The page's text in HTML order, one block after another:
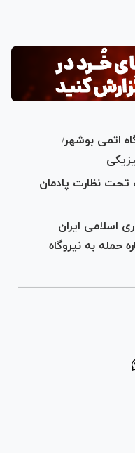
اتمی بوشهر/
تحت نظارت پادمان
اسلامی ایران
حمله به نیروگاه